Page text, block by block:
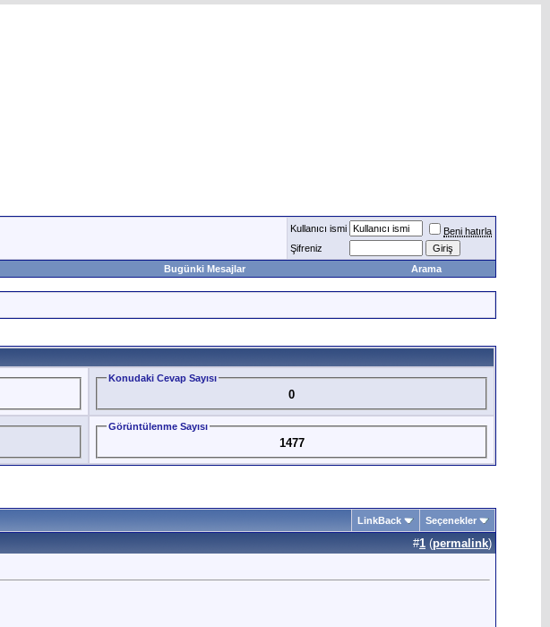
Kullanıcı ismi
Beni hatırla
Şifreniz
Bugünki Mesajlar Arama
Konudaki Cevap Sayısı
0
Görüntülenme Sayısı
1477
LinkBack Seçenekler
#1 (permalink)